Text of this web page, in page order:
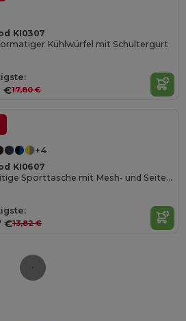
KI0307
Kühlwürfel mit Schultergurt
€17,80 €
+4
KI0607
Vielseitige Sporttasche mit Mesh- und Seitentaschen
€13,82 €